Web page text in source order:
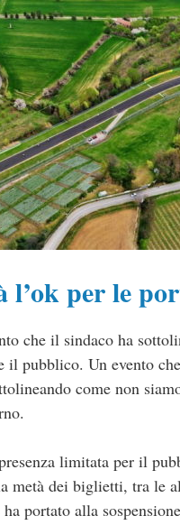
per le
che il sindaco ha
pubblico. Un evento
come non
limitata per il
dei biglietti, tra le
portato alla